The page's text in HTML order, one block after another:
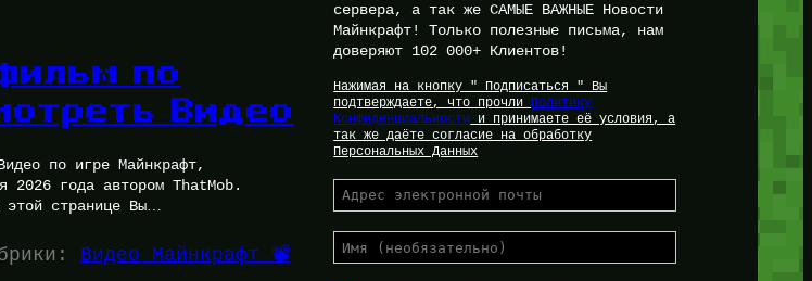
по
Видео
по игре Майнкрафт,
2026 года автором ThatMob.
этой странице Вы…
Видео Майнкрафт 📽️
сервера, а так же САМЫЕ ВАЖНЫЕ Новости
Майнкрафт! Только полезные письма, нам
доверяют 102 000+ Клиентов!
Нажимая на кнопку " Подписаться " Вы
подтверждаете, что прочли Политику
Конфиденциальности и принимаете её условия, а
так же даёте согласие на обработку
Персональных Данных